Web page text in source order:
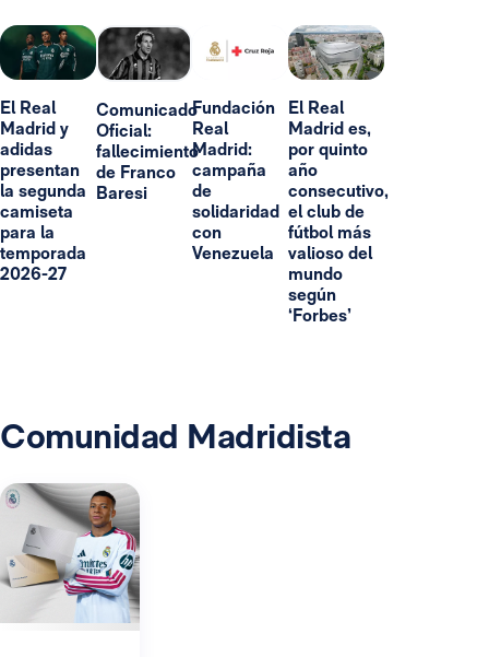
El Real
Madrid y
adidas
presentan
la segunda
camiseta
para la
temporada
2026-27
Comunicado
Oficial:
fallecimiento
de Franco
Baresi
Fundación
Real
Madrid:
campaña
de
solidaridad
con
Venezuela
El Real
Madrid es,
por quinto
año
consecutivo,
el club de
fútbol más
valioso del
mundo
según
‘Forbes’
Comunidad Madridista